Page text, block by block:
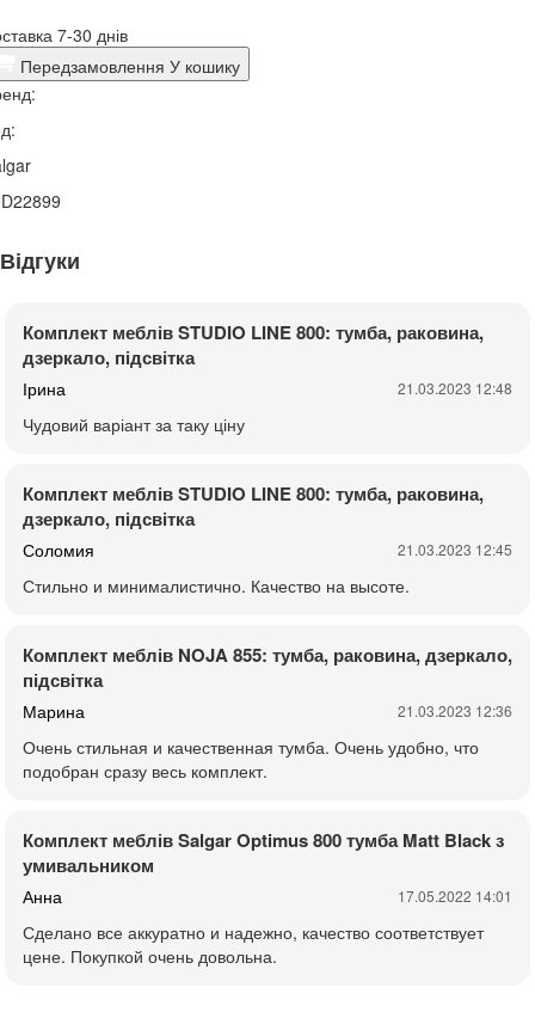
7-30 днів
Передзамовлення У кошику
Відгуки
Комплект меблів STUDIO LINE 800: тумба, раковина,
дзеркало, підсвітка
Ірина 21.03.2023 12:48
Чудовий варіант за таку ціну
Комплект меблів STUDIO LINE 800: тумба, раковина,
дзеркало, підсвітка
Соломия 21.03.2023 12:45
Стильно и минималистично. Качество на высоте.
Комплект меблів NOJA 855: тумба, раковина, дзеркало,
підсвітка
Марина 21.03.2023 12:36
Очень стильная и качественная тумба. Очень удобно, что
подобран сразу весь комплект.
Комплект меблів Salgar Optimus 800 тумба Matt Black з
умивальником
Анна 17.05.2022 14:01
Сделано все аккуратно и надежно, качество соответствует
цене. Покупкой очень довольна.